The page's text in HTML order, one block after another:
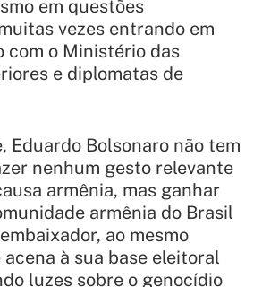
em questões
vezes entrando em
com o Ministério das
e diplomatas de
Eduardo Bolsonaro não tem
nenhum gesto relevante
armênia, mas ganhar
armênia do Brasil
ao mesmo
à sua base eleitoral
luzes sobre o genocídio